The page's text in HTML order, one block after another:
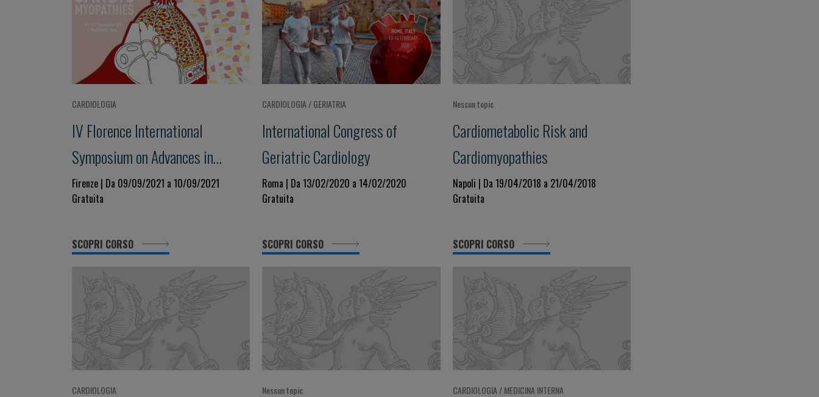
CARDIOLOGIA
IV Florence International
Symposium on Advances in
CARDIOMyopathies
Firenze | Da 09/09/2021 a 10/09/2021
Gratuita
SCOPRI CORSO
CARDIOLOGIA / GERIATRIA
International Congress of
Geriatric Cardiology
Roma | Da 13/02/2020 a 14/02/2020
Gratuita
SCOPRI CORSO
Nessun topic
Cardiometabolic Risk and
Cardiomyopathies
Napoli | Da 19/04/2018 a 21/04/2018
Gratuita
SCOPRI CORSO
CARDIOLOGIA Nessun topic CARDIOLOGIA / MEDICINA INTERNA